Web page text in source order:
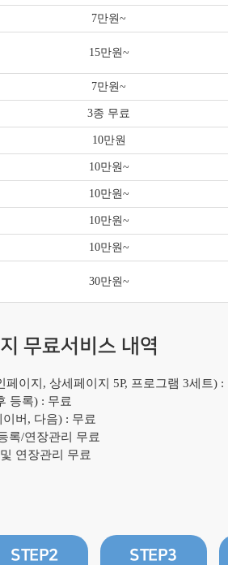
7만원~
15만원~
7만원~
3종 무료
10만원
10만원~
10만원~
10만원~
10만원~
30만원~
무료서비스 내역
이지, 상세페이지 5P, 프로그램 3세트) :
등록) : 무료
버, 다음) : 무료
록/연장관리 무료
연장관리 무료
STEP2 STEP3